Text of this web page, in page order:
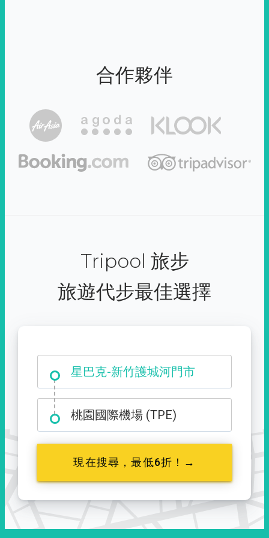
合作夥伴
Tripool 旅步
旅遊代步最佳選擇
星巴克-新竹護城河門市
大霸尖山登山口
桃園國際機場 (TPE)
現在搜尋，最低6折！→